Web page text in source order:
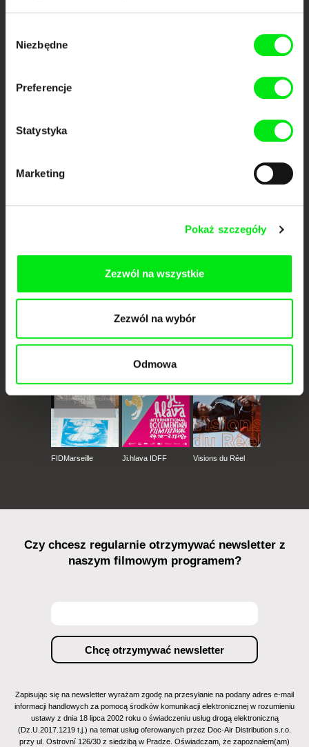
zgody
Niezbędne
Preferencje
Statystyka
Marketing
Pokaż szczegóły
Zezwól na wszystkie
Zezwól na wybór
Odmowa
Portal DAFilms.pl powstał w wyniku inicjatywy Doc Alliance, kreatywnej
jest przesuwać granice filmu dokumentalnego, wspierać jego
różnorodność i promować wartościowe autorskie filmy.
Millennium Docs
Against Gravity
FIDMarseille Ji.hlava IDFF Visions du Réel
Czy chcesz regularnie otrzymywać newsletter z
naszym filmowym programem?
Zapisując się na newsletter wyrażam zgodę na przesyłanie na podany adres e-mail
informacji handlowych za pomocą środków komunikacji elektronicznej w rozumieniu
ustawy z dnia 18 lipca 2002 roku o świadczeniu usług drogą elektroniczną
(Dz.U.2017.1219 t.j.) na temat usług oferowanych przez Doc-Air Distribution s.r.o.
przy ul. Ostrovní 126/30 z siedzibą w Pradze. Oświadczam, że zapoznałem(am)